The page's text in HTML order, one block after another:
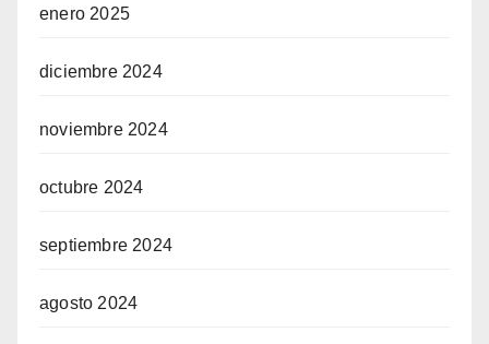
enero 2025
diciembre 2024
noviembre 2024
octubre 2024
septiembre 2024
agosto 2024